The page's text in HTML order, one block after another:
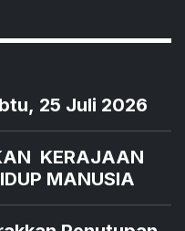
25 Juli 2026
KERAJAAN
MANUSIA